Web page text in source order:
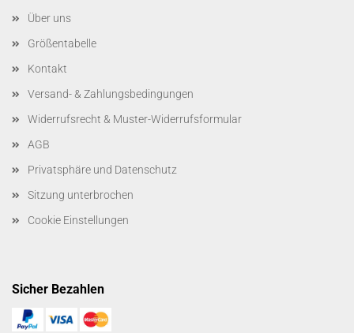
Über uns
Größentabelle
Kontakt
Versand- & Zahlungsbedingungen
Widerrufsrecht & Muster-Widerrufsformular
AGB
Privatsphäre und Datenschutz
Sitzung unterbrochen
Cookie Einstellungen
Sicher Bezahlen